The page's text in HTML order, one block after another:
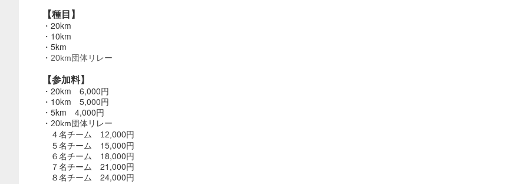
【種目】
・20km
・10km
・5km
・ 20km団体リレー
【参加料】
・20km 6,000円
・10km 5,000円
・5km 4,000円
・ 20km団体リレー
４名チーム 12,000円
５名チーム 15,000円
６名チーム 18,000円
７名チーム 21,000円
８名チーム 24,000円